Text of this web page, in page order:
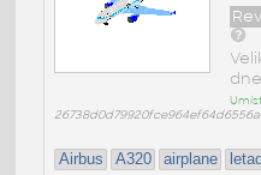
dne
Airbus A320 airplane